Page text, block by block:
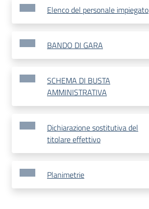
Elenco del personale impiegato
BANDO DI GARA
SCHEMA DI BUSTA
AMMINISTRATIVA
Dichiarazione sostitutiva del
titolare effettivo
Planimetrie